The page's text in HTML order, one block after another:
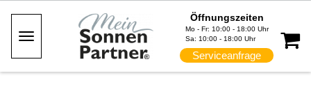
Toggle
Öffnungszeiten
Mo - Fr: 10:00 - 18:00 Uhr
Sa: 10:00 - 18:00 Uhr
Serviceanfrage